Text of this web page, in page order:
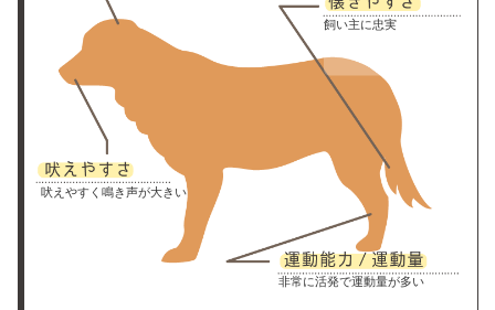
飼い主に忠実
吠えやすく鳴き声が大きい
非常に活発で運動量が多い